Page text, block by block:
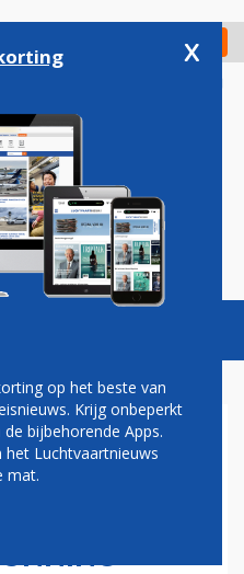
Check in
Vacatures
DREIGT
OM
x
op het beste van
Krijg onbeperkt
bijbehorende Apps.
het Luchtvaartnieuws
mat.